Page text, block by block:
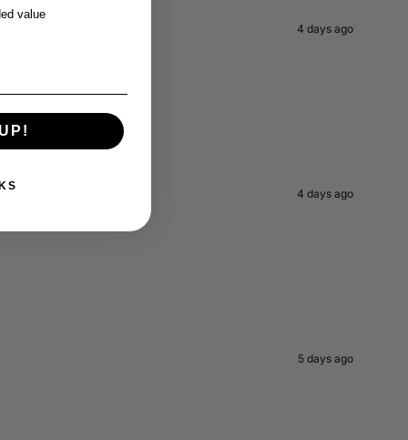
4 days ago
4 days ago
5 days ago
value